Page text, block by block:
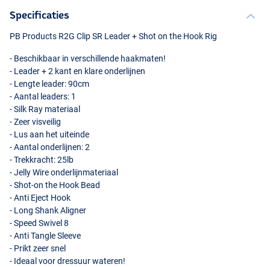
Specificaties
PB Products R2G Clip SR Leader + Shot on the Hook Rig
- Beschikbaar in verschillende haakmaten!
- Leader + 2 kant en klare onderlijnen
- Lengte leader: 90cm
- Aantal leaders: 1
- Silk Ray materiaal
- Zeer visveilig
- Lus aan het uiteinde
- Aantal onderlijnen: 2
- Trekkracht: 25lb
- Jelly Wire onderlijnmateriaal
- Shot-on the Hook Bead
- Anti Eject Hook
- Long Shank Aligner
- Speed Swivel 8
- Anti Tangle Sleeve
- Prikt zeer snel
- Ideaal voor dressuur wateren!